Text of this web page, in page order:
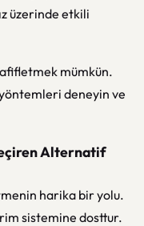
üzerinde etkili
mümkün.
deneyin ve
Alternatif
harika bir yolu.
sistemine dosttur.